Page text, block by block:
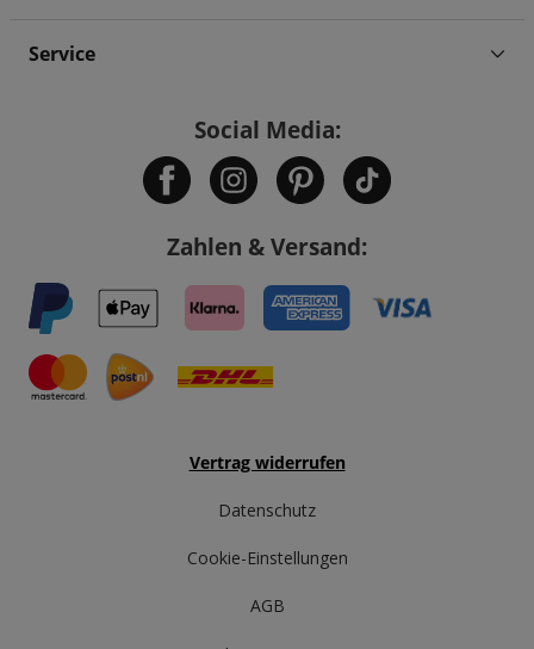
Service
Social Media:
Zahlen & Versand:
Vertrag widerrufen
Datenschutz
Cookie-Einstellungen
AGB